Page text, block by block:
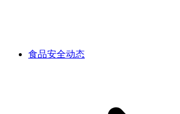
食品安全动态